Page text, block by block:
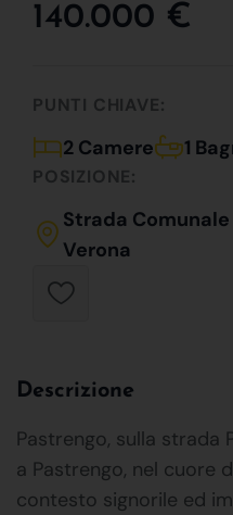
140.000 €
PUNTI CHIAVE:
2 Camere 1
POSIZIONE:
Strada Comunale
Verona
Descrizione
Pastrengo, sulla strada
a Pastrengo, nel cuore
contesto signorile ed